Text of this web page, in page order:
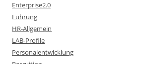
Enterprise2.0
Führung
HR-Allgemein
LAB-Profile
Personalentwicklung